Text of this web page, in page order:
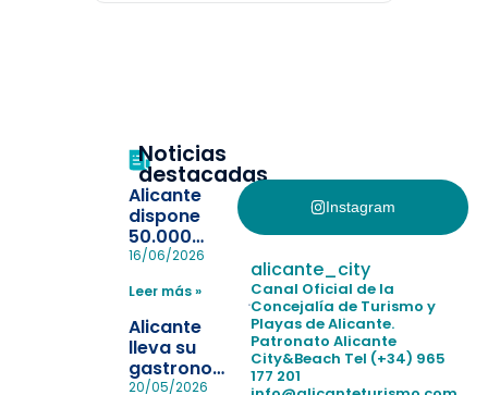
Noticias
destacadas
Alicante
dispone
50.000
pulseras
la
pérdida de niños
en las
playas y
realiza con
16/06/2026
Leer más »
Alicante
lleva su
gastronomía
a Madrid
20/05/2026
Instagram
alicante_city
Canal Oficial de la
Concejalía de Turismo y
Playas de Alicante.
Patronato Alicante
City&Beach Tel (+34) 965
177 201